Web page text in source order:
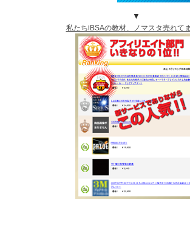
▼
私たちiBSAの教材、ノマスタ売れて